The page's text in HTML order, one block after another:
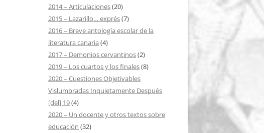
2014 – Articulaciones(20)
2015 – Lazarillo… exprés(7)
2016 – Breve antología escolar de la
literatura canaria (4)
2017 – Demonios cervantinos(2)
2019 – Los cuartos y los finales(8)
2020 – Cuestiones Objetivables
Vislumbradas Inquietamente Después
[del] 19(4)
2020 – Un docente y otros textos sobre
educación (32)